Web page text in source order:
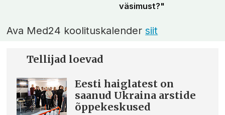
väsimust?"
Ava Med24 koolituskalendersiit
Tellijad loevad
Eesti haiglatest on
saanud Ukraina arstide
õppekeskused